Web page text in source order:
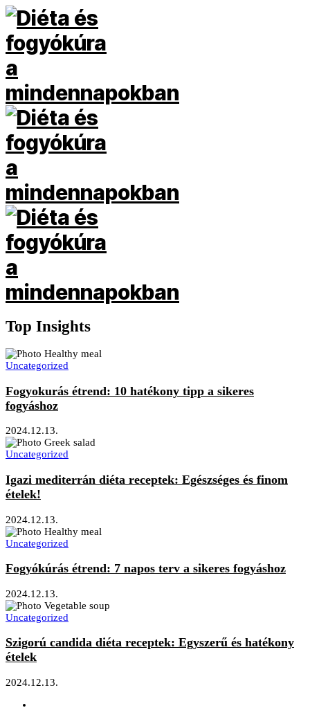
Top Insights
Uncategorized
Fogyokurás étrend: 10 hatékony tipp a sikeres
fogyáshoz
2024.12.13.
Uncategorized
Igazi mediterrán diéta receptek: Egészséges és finom
ételek!
2024.12.13.
Uncategorized
Fogyókúrás étrend: 7 napos terv a sikeres fogyáshoz
2024.12.13.
Uncategorized
Szigorú candida diéta receptek: Egyszerű és hatékony
ételek
2024.12.13.